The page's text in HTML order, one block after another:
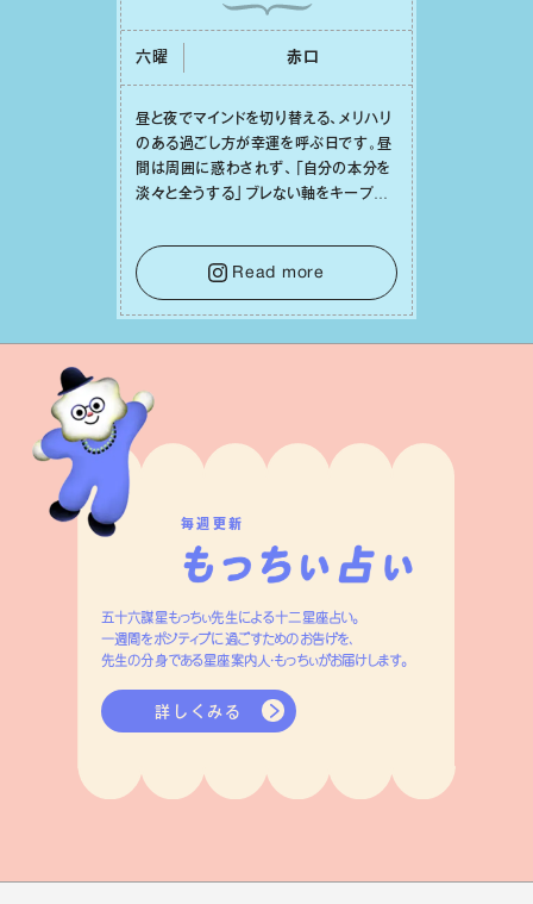
六曜 ⾚⼝
昼と夜でマインドを切り替える、メリハリ
のある過ごし⽅が幸運を呼ぶ⽇です。昼
間は周囲に惑わされず、「⾃分の本分を
淡々と全うする」ブレない軸をキープし
⾔葉に流されないよう、⼼にしっかりブ
レーキをかけること。この意識の切り替
えが、あなたに確かな安⼼感をもたらす
はずです。
Read more
毎週更新
五十六謀星もっちぃ先生による十二星座占い。
一週間をポジティブに過ごすためのお告げを、
先生の分身である星座案内人・もっちぃがお届けします。
詳しくみる